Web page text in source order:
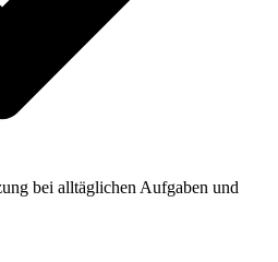
bei alltäglichen Aufgaben und